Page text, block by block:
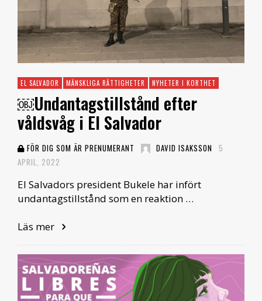
EL SALVADOR MÄNSKLIGA RÄTTIGHETER NYHETER I KORTHET
￼Undantagstillstånd efter
våldsvåg i El Salvador
FÖR DIG SOM ÄR PRENUMERANT DAVID ISAKSSON
5
APRIL, 2022
El Salvadors president Bukele har infört
undantagstillstånd som en reaktion …
Läs mer